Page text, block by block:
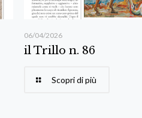
06/04/2026
il Trillo n. 86
Scopri di più